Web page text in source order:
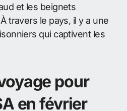
et les beignets
travers le pays, il y a une
qui captivent les
pour
en février